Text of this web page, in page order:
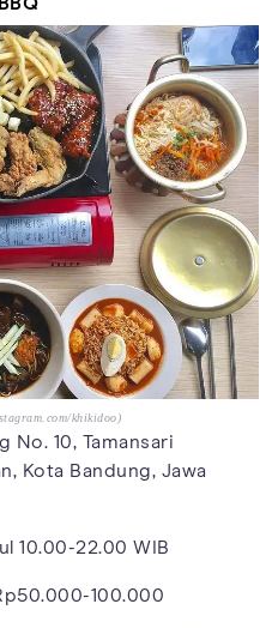
khikidoo)
No. 10, Tamansari
Kota Bandung, Jawa
10.00-22.00 WIB
100.000